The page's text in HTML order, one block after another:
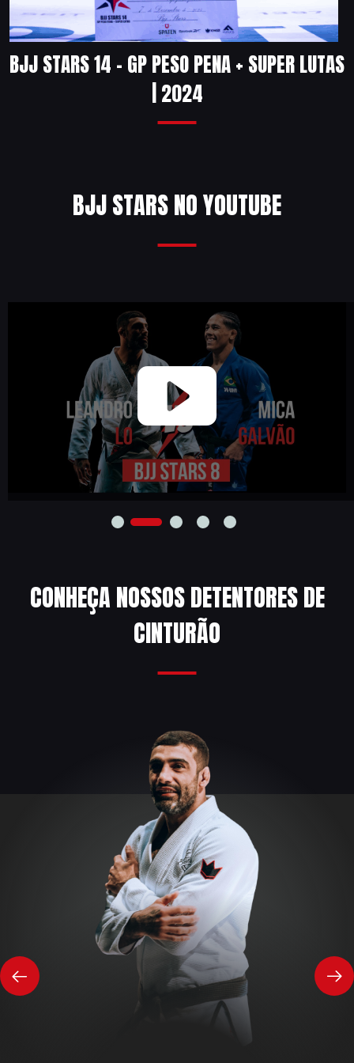
BJJ STARS 14 – GP PESO PENA + SUPER LUTAS
| 2024
BJJ STARS NO YOUTUBE
CONHEÇA NOSSOS DETENTORES DE
CINTURÃO